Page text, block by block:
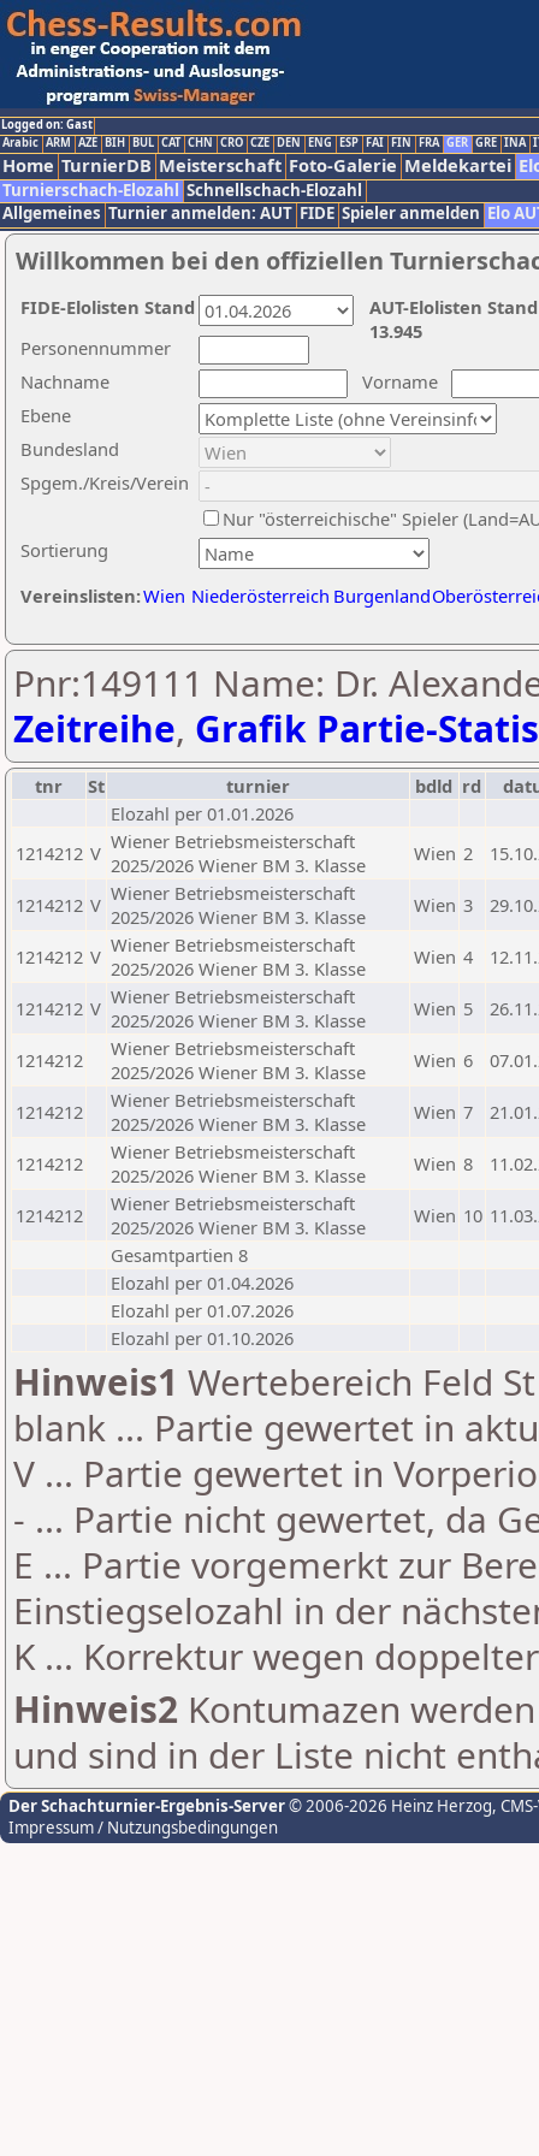
Logged on: Gast
Arabic ARM AZE BIH BUL CAT CHN CRO CZE DEN ENG ESP FAI FIN FRA GER GRE INA
Home TurnierDB Meisterschaft Foto-Galerie Meldekartei
Turnierschach-Elozahl Schnellschach-Elozahl
Allgemeines Turnier anmelden: AUT FIDE Spieler anmelden Elo
Willkommen bei den offiziellen
Nachname
Vorname
Ebene
Sortierung
Personennummer
Bundesland
Spgem./Kreis/Verein
Nur "österreichische" Spieler
Vereinslisten:Wien Niederösterreich Burgenland
AUT-Elolisten
13.945
FIDE-Elolisten Stand
Pnr:149111 Name: Dr.
Zeitreihe, Grafik Partie-
tnr St turnier bdld rd
Elozahl per 01.01.2026
1214212 V Wiener Betriebsmeisterschaft
2025/2026 Wiener BM 3. Klasse
Wien 2
1214212 V Wiener Betriebsmeisterschaft
2025/2026 Wiener BM 3. Klasse
Wien 3
1214212 V Wiener Betriebsmeisterschaft
2025/2026 Wiener BM 3. Klasse
Wien 4
1214212 V Wiener Betriebsmeisterschaft
2025/2026 Wiener BM 3. Klasse
Wien 5
1214212
Wiener Betriebsmeisterschaft
2025/2026 Wiener BM 3. Klasse
Wien 6
1214212
Wiener Betriebsmeisterschaft
2025/2026 Wiener BM 3. Klasse
Wien 7
1214212
Wiener Betriebsmeisterschaft
2025/2026 Wiener BM 3. Klasse
Wien 8
1214212
Wiener Betriebsmeisterschaft
2025/2026 Wiener BM 3. Klasse
Wien 10
Gesamtpartien 8
Elozahl per 01.04.2026
Elozahl per 01.07.2026
Elozahl per 01.10.2026
Hinweis1 Wertebereich Feld
blank ... Partie gewertet in
V ... Partie gewertet in
- ... Partie nicht gewertet, da
E ... Partie vorgemerkt zur
Einstiegselozahl in der
K ... Korrektur wegen
Hinweis2 Kontumazen
und sind in der Liste nicht
Der Schachturnier-Ergebnis-Server© 2006-2026 Heinz Herzog,
Impressum / Nutzungsbedingungen